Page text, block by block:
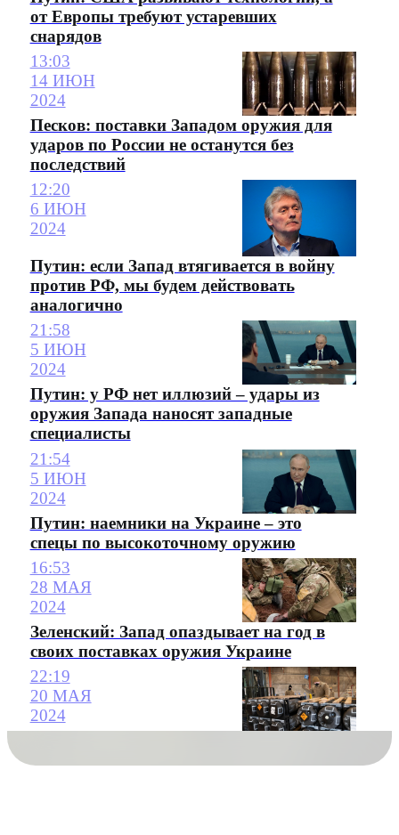
от Европы требуют устаревших
снарядов
13:03
14 ИЮН
2024
Песков: поставки Западом оружия для
ударов по России не останутся без
последствий
12:20
6 ИЮН
2024
Путин: если Запад втягивается в войну
против РФ, мы будем действовать
аналогично
21:58
5 ИЮН
2024
Путин: у РФ нет иллюзий – удары из
оружия Запада наносят западные
специалисты
21:54
5 ИЮН
2024
Путин: наемники на Украине – это
спецы по высокоточному оружию
16:53
28 МАЯ
2024
Зеленский: Запад опаздывает на год в
своих поставках оружия Украине
22:19
20 МАЯ
2024